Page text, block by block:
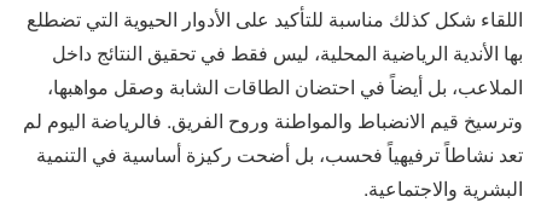
اللقاء شكل كذلك مناسبة للتأكيد على الأدوار الحيوية التي تضطلع
بها الأندية الرياضية المحلية، ليس فقط في تحقيق النتائج داخل
الملاعب، بل أيضاً في احتضان الطاقات الشابة وصقل مواهبها،
وترسيخ قيم الانضباط والمواطنة وروح الفريق. فالرياضة اليوم لم
تعد نشاطاً ترفيهياً فحسب، بل أضحت ركيزة أساسية في التنمية
البشرية والاجتماعية.